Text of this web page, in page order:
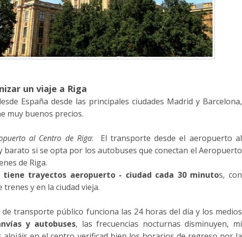
un viaje a Riga
España desde las principales ciudades Madrid y Barcelona,
muy buenos precios.
al Centro de Riga: El transporte desde el aeropuerto al
barato si se opta por los autobuses que conectan el Aeropuerto
de Riga.
trayectos aeropuerto - ciudad cada 30 minutos, con
trenes y en la ciudad vieja.
de transporte público funciona las 24 horas del día y los medios
y autobuses, las frecuencias nocturnas disminuyen, mi